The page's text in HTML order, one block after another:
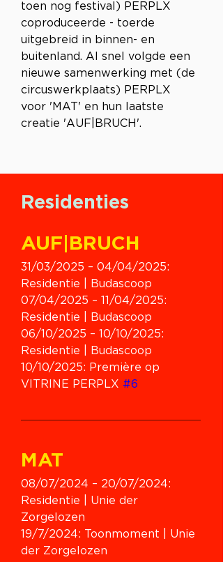
toen nog festival) PERPLX
coproduceerde - toerde
uitgebreid in binnen- en
buitenland. Al snel volgde een
nieuwe samenwerking met (de
circuswerkplaats) PERPLX
voor 'MAT' en hun laatste
creatie 'AUF|BRUCH'.
Residenties
AUF|BRUCH
31/03/2025 – 04/04/2025:
Residentie | Budascoop
07/04/2025 – 11/04/2025:
Residentie | Budascoop
06/10/2025 – 10/10/2025:
Residentie | Budascoop
10/10/2025: Première op
VITRINE PERPLX #6
MAT
08/07/2024 – 20/07/2024:
Residentie | Unie der
Zorgelozen
19/7/2024: Toonmoment | Unie
der Zorgelozen